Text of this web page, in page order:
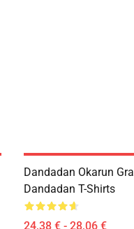
Dandadan Okarun
Dandadan T-Shirts
24,38 € - 28,06 €